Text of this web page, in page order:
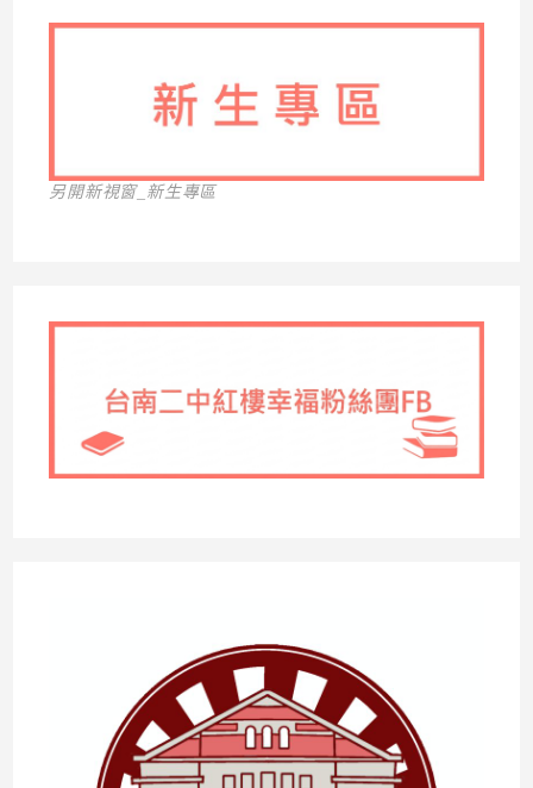
另開新視窗_新生專區